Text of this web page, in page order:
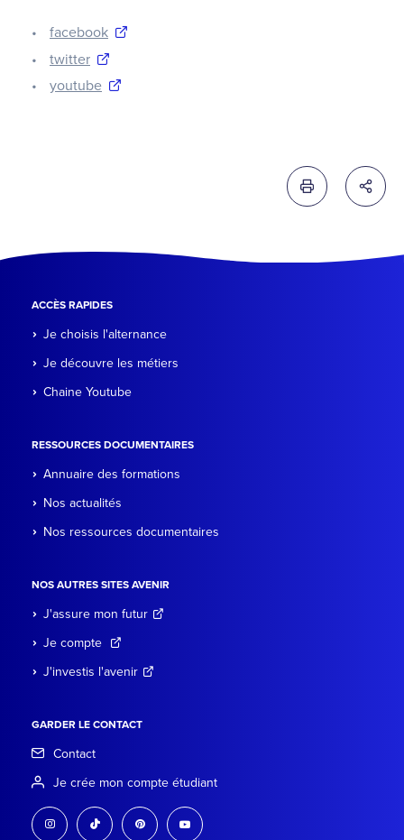
facebook
twitter
youtube
Imprimer cette
ACCÈS RAPIDES
Je choisis l'alternance
Je découvre les métiers
Chaine Youtube
RESSOURCES DOCUMENTAIRES
Annuaire des formations
Nos actualités
Nos ressources documentaires
NOS AUTRES SITES AVENIR
J'assure mon futur
Je compte
J'investis l'avenir
GARDER LE CONTACT
Contact
Je crée mon compte étudiant
instagram tiktok pinterest youtube